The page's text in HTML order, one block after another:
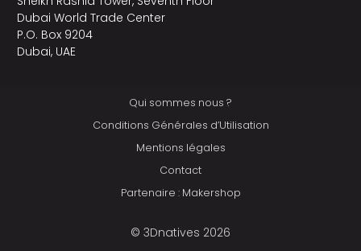
Dubai World Trade Center
P.O. Box 9204
Dubai, UAE
Qui sommes nous ?
Conditions Générales d’Utilisation
Mentions légales
Contact
Partenaire : Makershop
© 3Dnatives 2026